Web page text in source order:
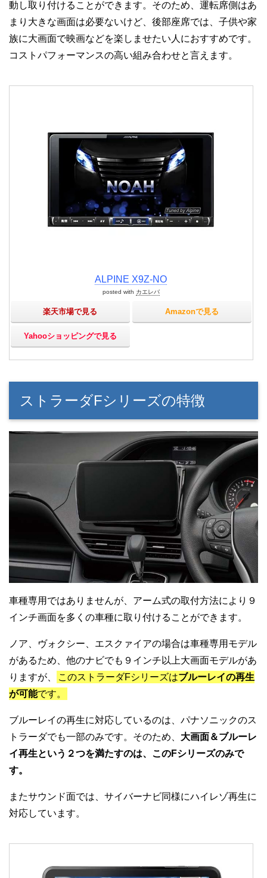
動し取り付けることができます。そのため、運転席側はあ
まり大きな画面は必要ないけど、後部座席では、子供や家
族に大画面で映画などを楽しませたい人におすすめです。
コストパフォーマンスの高い組み合わせと言えます。
ALPINE X9Z-NO
posted with カエレバ
楽天市場で見る Amazonで見る
Yahooショッピングで見る
ストラーダFシリーズの特徴
車種専用ではありませんが、アーム式の取付方法により９
インチ画面を多くの車種に取り付けることができます。
ノア、ヴォクシー、エスクァイアの場合は車種専用モデル
があるため、他のナビでも９インチ以上大画面モデルがあ
りますが、
このストラーダFシリーズはブルーレイの再生
が可能です。
ブルーレイの再生に対応しているのは、パナソニックのス
トラーダでも一部のみです。そのため、 大画面＆ブルーレ
イ再生という２つを満たすのは、このFシリーズのみで
す。
またサウンド面では、サイバーナビ同様にハイレゾ再生に
対応しています。